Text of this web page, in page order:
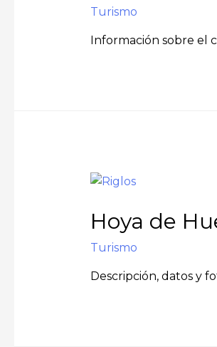
Turismo
Información sobre el
Hoya de
Turismo
Descripción, datos y